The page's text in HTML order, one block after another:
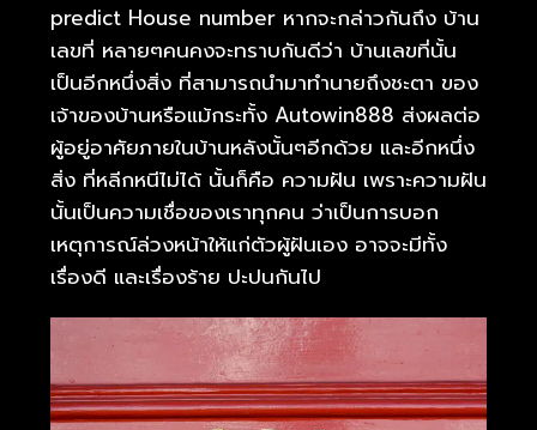
predict House number หากจะกล่าวกันถึง บ้าน
เลขที่ หลายๆคนคงจะทราบกันดีว่า บ้านเลขที่นั้น
เป็นอีกหนึ่งสิ่ง ที่สามารถนำมาทำนายถึงชะตา ของ
เจ้าของบ้านหรือแม้กระทั้ง Autowin888 ส่งผลต่อ
ผู้อยู่อาศัยภายในบ้านหลังนั้นๆอีกด้วย และอีกหนึ่ง
สิ่ง ที่หลีกหนีไม่ได้ นั้นก็คือ ความฝัน เพราะความฝัน
นั้นเป็นความเชื่อของเราทุกคน ว่าเป็นการบอก
เหตุการณ์ล่วงหน้าให้แก่ตัวผู้ฝันเอง อาจจะมีทั้ง
เรื่องดี และเรื่องร้าย ปะปนกันไป